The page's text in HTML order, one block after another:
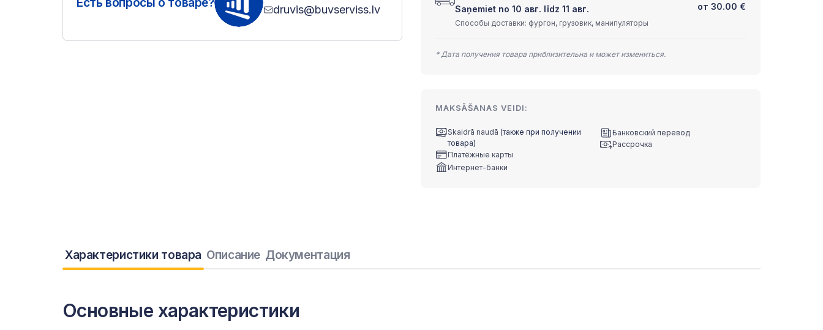
druvis@buvserviss.lv Saņemiet no 10 авг. līdz 11 авг. от 30.00 €
Способы доставки: фургон, грузовик, манипуляторы
* Дата получения товара приблизительна и может измениться.
MAKSĀŠANAS VEIDI:
Skaidrā naudā (также при получении
товара)
Платёжные карты
Интернет-банки
Банковский перевод
Рассрочка
Характеристики товара Описание Документация
Основные характеристики